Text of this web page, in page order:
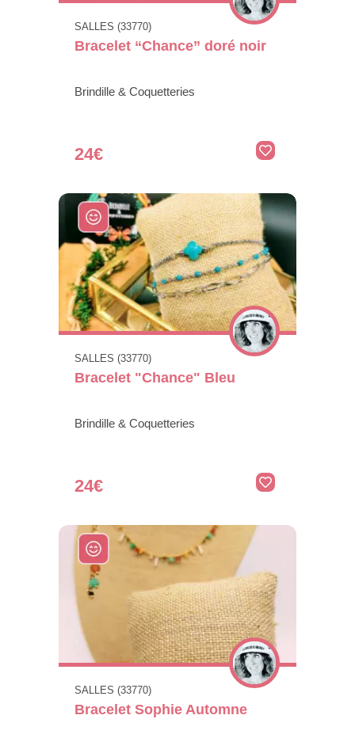
SALLES (33770)
Bracelet “Chance” doré noir
Brindille & Coquetteries
24€
SALLES (33770)
Bracelet "Chance" Bleu
Brindille & Coquetteries
24€
SALLES (33770)
Bracelet Sophie Automne